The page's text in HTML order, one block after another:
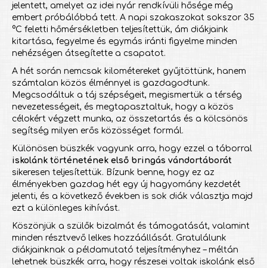
jelentett, amelyet az idei nyár rendkívüli hősége még
embert próbálóbbá tett. A napi szakaszokat sokszor 35
°C feletti hőmérsékletben teljesítettük, ám diákjaink
kitartása, fegyelme és egymás iránti figyelme minden
nehézségen átsegítette a csapatot.
A hét során nemcsak kilométereket gyűjtöttünk, hanem
számtalan közös élménnyel is gazdagodtunk.
Megcsodáltuk a táj szépségeit, megismertük a térség
nevezetességeit, és megtapasztaltuk, hogy a közös
célokért végzett munka, az összetartás és a kölcsönös
segítség milyen erős közösséget formál.
Különösen büszkék vagyunk arra, hogy ezzel a táborral
iskolánk történetének első bringás vándortáborát
sikeresen teljesítettük. Bízunk benne, hogy ez az
élményekben gazdag hét egy új hagyomány kezdetét
jelenti, és a következő években is sok diák választja majd
ezt a különleges kihívást.
Köszönjük a szülők bizalmát és támogatását, valamint
minden résztvevő lelkes hozzáállását. Gratulálunk
diákjainknak a példamutató teljesítményhez – méltán
lehetnek büszkék arra, hogy részesei voltak iskolánk első